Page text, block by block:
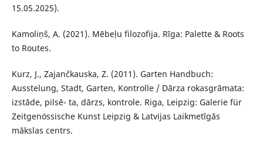
15.05.2025).
Kamoliņš, A. (2021). Mēbeļu filozofija. Rīga: Palette & Roots
to Routes.
Kurz, J., Zajančkauska, Z. (2011). Garten Handbuch:
Ausstelung, Stadt, Garten, Kontrolle / Dārza rokasgrāmata:
izstāde, pilsē- ta, dārzs, kontrole. Riga, Leipzig: Galerie für
Zeitgenössische Kunst Leipzig & Latvijas Laikmetīgās
mākslas centrs.